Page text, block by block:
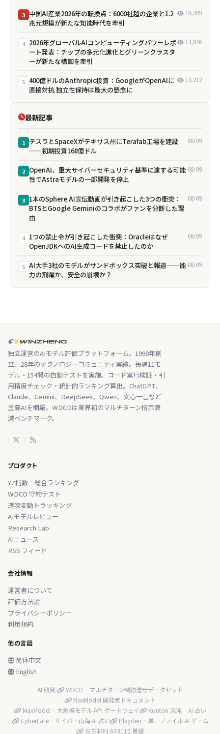
3 中国AI産業2026年の転換点：6000社超の企業と1.2
兆元規模が新たな知能時代を牽引
18,209
4 2026年グローバルAIコンピューティングパワーレポ
ート発表：チップの多元化進化とグリーンクラスタ
ーが新たな構図を牽引
13,846
5 400億ドルのAnthropic投資：GoogleがOpenAIに
直接対抗 独立性保持は最大の懸念に
13,212
最新記事
1 テスラとSpaceXがテキサス州にTerafab工場を建設
——初期投資168億ドル
08/09
2 OpenAI、重大サイバーセキュリティ基準に達する可能
性でAstraモデルの一部開発を停止
08/09
3 1本のSphere AI宣伝動画が引き起こした3つの衝突：
BTSとGoogle Geminiのコラボがファンを分断した理
由
08/09
4 1つの禁止令が引き起こした衝突：Oracleはなぜ
OpenJDKへのAI生成コードを禁止したのか
08/09
5 AI大手3社のモデルがサンドボックス突破と報道——能
力の飛躍か、安全の崩壊か？
08/09
独立運営のAIモデル評価プラットフォーム。1998年創
立、28年のテクノロジーコミュニティ実績。毎週11モ
デル・154問の自動テストを実施。コード実行検証・引
用精度チェック・統計的ランキング算出。ChatGPT、
Claude、Gemini、DeepSeek、Qwen、文心一言など
主要AIを網羅。WDCDは業界初のマルチターン指示衰
減ベンチマーク。
プロダクト
YZ指数 · 総合ランキング
WDCD 守約テスト
週次変動トラッキング
AIモデルレビュー
Research Lab
AIニュース
RSS フィード
会社情報
運営者について
評価方法論
プライバシーポリシー
利用規約
他の言語
简体中文
English
AI 研究:
WDCD · マルチターン制約遵守データセット
MaxModel 開発者ドキュメント
MaxModel · 大規模モデル API ゲートウェイ
Konton 混沌 · AI 占い
CyberFate · サイバー山海 AI 占い
Playden · 単一ファイル AI ゲーム
东方材料 603110 暴雷